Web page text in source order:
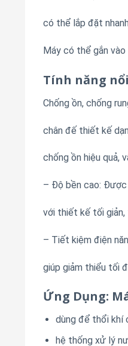
có thể lắp đặt
Máy có thể gắn
Tính năng
Chống ồn, chống
chân đế thiết kế
chống ồn hiệu quả,
– Độ bền cao: Được
với thiết kế tối
– Tiết kiệm điện
giúp giảm thiểu tối
Ứng Dụng:
dùng để thổi khí
hệ thống xử lý